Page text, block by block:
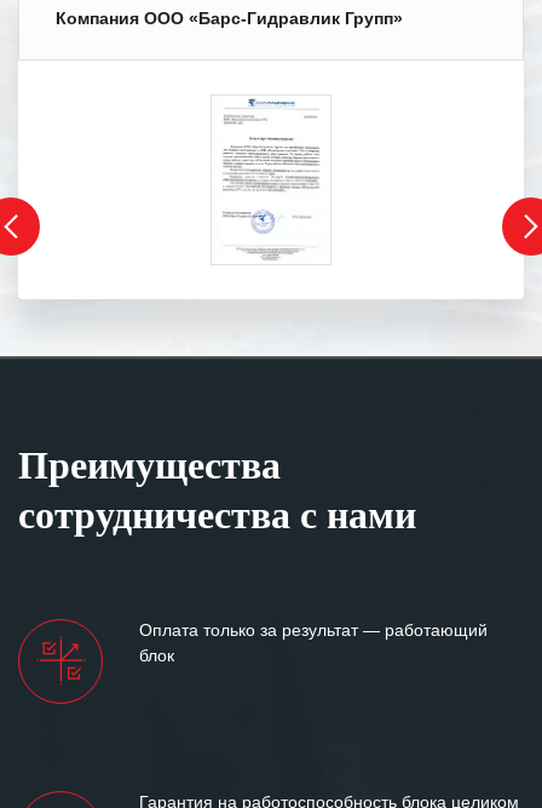
Компания ООО «Барс-Гидравлик Групп»
Преимущества
сотрудничества с нами
Оплата только за результат — работающий
блок
Гарантия на работоспособность блока целиком